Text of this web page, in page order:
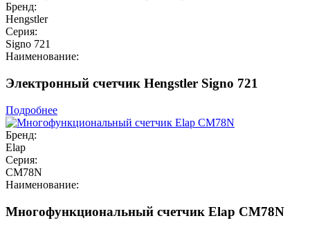
Бренд:
Hengstler
Серия:
Signo 721
Наименование:
Электронный счетчик Hengstler Signo 721
Подробнее
Бренд:
Elap
Серия:
CM78N
Наименование:
Многофункциональный счетчик Elap CM78N